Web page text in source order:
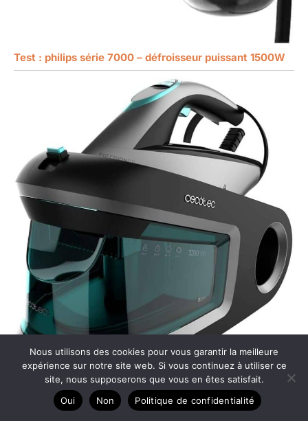
Test : philips série 7000 – défroisseur puissant 1500W
Test de la centrale vapeur Cecotec IronHero 3200,
Nous utilisons des cookies pour vous garantir la meilleure
expérience sur notre site web. Si vous continuez à utiliser ce
site, nous supposerons que vous en êtes satisfait.
Oui
Non Politique de confidentialité